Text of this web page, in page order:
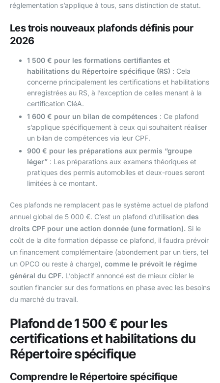
réglementation s’applique à tous, sans distinction de statut.
Les trois nouveaux plafonds définis pour
2026
1 500 € pour les formations certifiantes et
habilitations du Répertoire spécifique (RS) : Cela
concerne principalement les certifications et habilitations
enregistrées au RS, à l’exception de celles menant à la
certification CléA.
1 600 € pour un bilan de compétences : Ce plafond
s’applique spécifiquement à ceux qui souhaitent réaliser
un bilan de compétences via leur CPF.
900 € pour les préparations aux permis “groupe
léger” : Les préparations aux examens théoriques et
pratiques des permis automobiles et deux-roues seront
limitées à ce montant.
Ces plafonds ne remplacent pas le système actuel de plafond
annuel global de 5 000 €. C’est un plafond d’utilisation des
droits CPF pour une action donnée (une formation). Si le
coût de la dite formation dépasse ce plafond, il faudra prévoir
un financement complémentaire (abondement par un tiers, tel
un OPCO ou reste à charge), comme le prévoit le régime
général du CPF. L’objectif annoncé est de mieux cibler le
soutien financier sur des formations en phase avec les besoins
du marché du travail.
Plafond de 1 500 € pour les
certifications et habilitations du
Répertoire spécifique
Comprendre le Répertoire spécifique